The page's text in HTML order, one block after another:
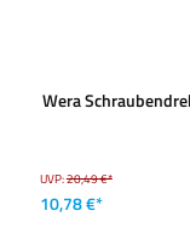
Wera
UVP:20,49 €*
10,78 €*